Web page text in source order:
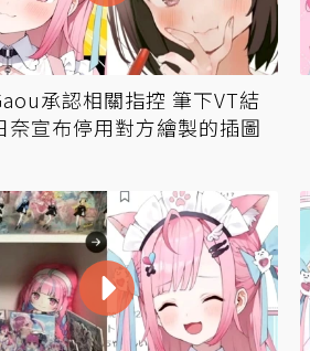
承認相關指控 筆下VT結
奈宣布停用對方繪製的插圖